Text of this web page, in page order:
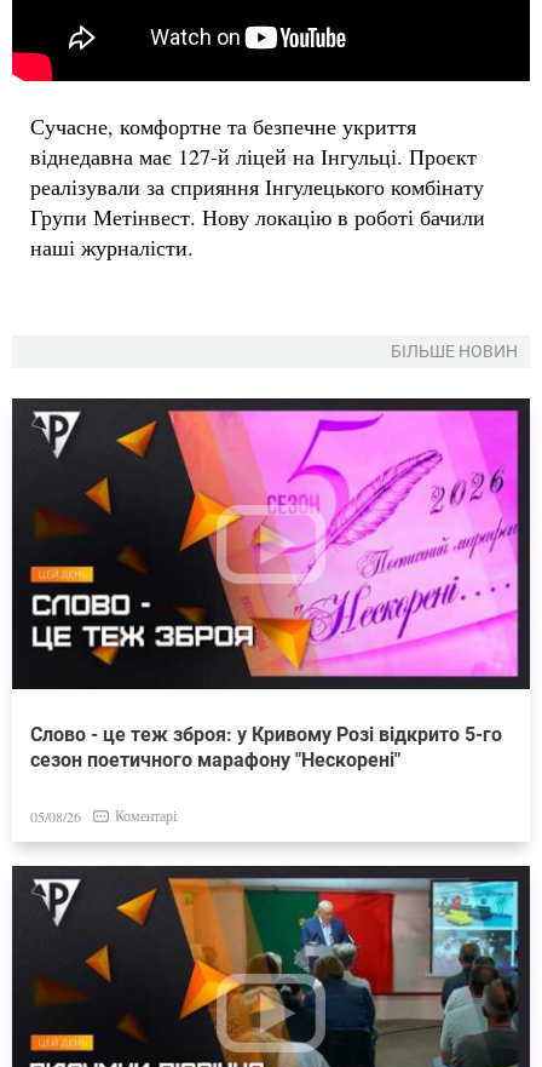
Сучасне, комфортне та безпечне укриття
віднедавна має 127-й ліцей на Інгульці. Проєкт
реалізували за сприяння Інгулецького комбінату
Групи Метінвест. Нову локацію в роботі бачили
наші журналісти.
БІЛЬШЕ НОВИН
Слово - це теж зброя: у Кривому Розі відкрито 5-го
сезон поетичного марафону "Нескорені"
05/08/26 Коментарі